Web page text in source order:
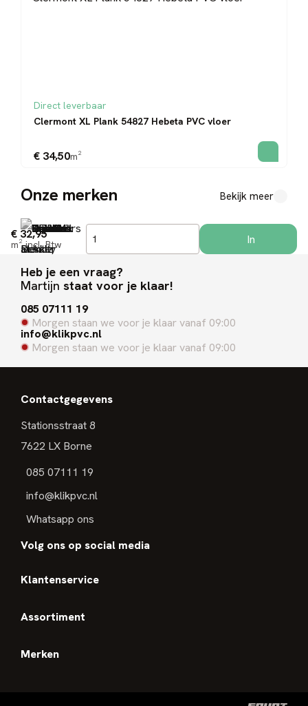
Direct leverbaar
Clermont XL Plank 54827 Hebeta PVC vloer
€ 34,50m²
Onze merken Bekijk meer
€ 32,95
m²incl. Btw In
Heb je een vraag?
Martijn staat voor je klaar!
085 07111 19
Morgen staan we voor je klaar vanaf 09:00
info@klikpvc.nl
Morgen staan we voor je klaar vanaf 09:00
Contactgegevens
Stationsstraat 8
7622 LX Borne
085 07111 19
info@klikpvc.nl
Whatsapp ons
Volg ons op social media
Klantenservice
Assortiment
Merken